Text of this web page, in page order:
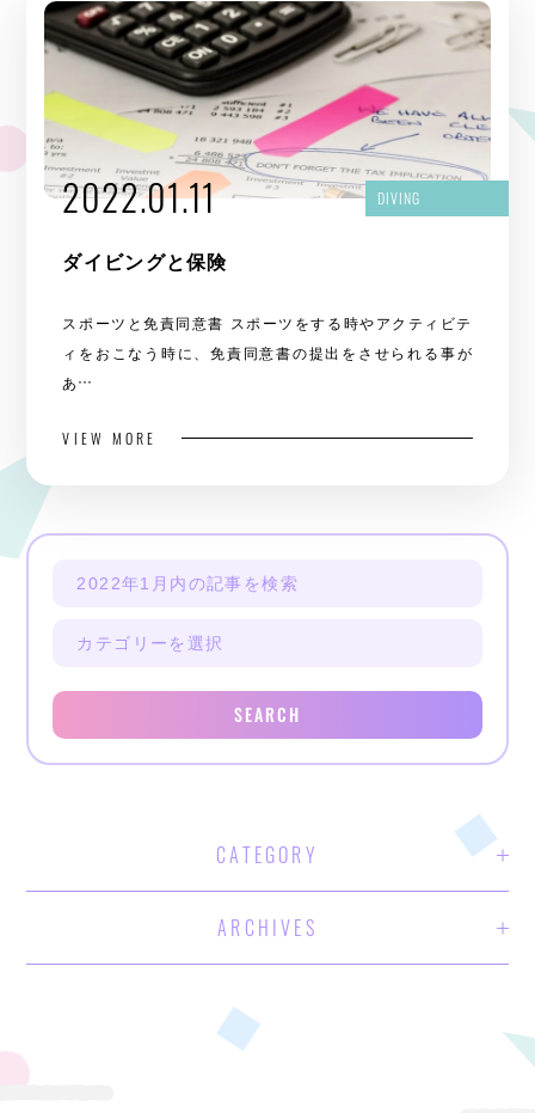
2022.01.11 DIVING
ダイビングと保険
スポーツと免責同意書 スポーツをする時やアクティビテ
ィをおこなう時に、免責同意書の提出をさせられる事が
あ…
VIEW MORE
SEARCH
CATEGORY
ARCHIVES